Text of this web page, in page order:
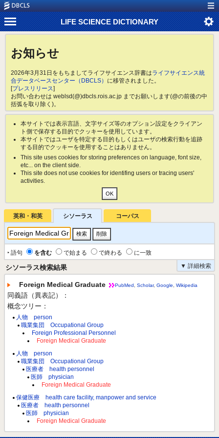
LIFE SCIENCE DICTIONARY
お知らせ
2026年3月31日をもちましてライフサイエンス辞書はライフサイエンス統
合データベースセンター（DBCLS） に移管されました。
[プレスリリース]
お問い合わせは weblsd(@)dbcls.rois.ac.jp までお願いします(@の前後の中
括弧を取り除く)。
本サイトでは表示言語、文字サイズ等のオプション設定をクライアン
ト側で保存する目的でクッキーを使用しています。
本サイトではユーザを特定する目的もしくはユーザの検索行動を追跡
する目的でクッキーを使用することはありません。
This site uses cookies for storing preferences on language, font size,
etc... on the client side.
This site does not use cookies for identifing users or tracing users'
activities.
英和・和英 シソーラス コーパス
‣ 語句 を含む で始まる で終わる
に一致
▼ 詳細検索
シソーラス検索結果
Foreign Medical Graduate PubMed Scholar, Google Wikipedia
同義語（異表記）：
概念ツリー：
人物 person
職業集団 Occupational Group
Foreign Professional Personnel
Foreign Medical Graduate
人物 person
職業集団 Occupational Group
医療者 health personnel
医師 physician
Foreign Medical Graduate
保健医療 health care facility, manpower and service
医療者 health personnel
医師 physician
Foreign Medical Graduate